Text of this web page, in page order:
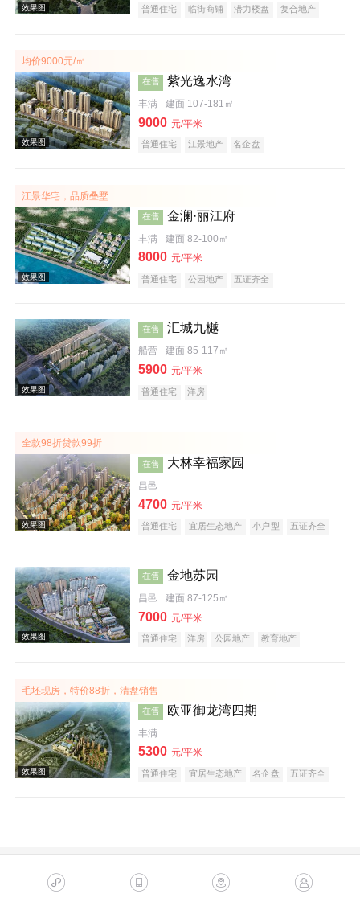
效果图
效果图
效果图
普通住宅 临街商铺 潜力楼盘
复合地产
均价9000元/㎡
效果图
在售 紫光逸水湾
丰满 建面 107-181㎡
9000 元/平米
普通住宅 江景地产 名企盘
江景华宅，品质叠墅
效果图
在售 金澜·丽江府
丰满 建面 82-100㎡
8000 元/平米
普通住宅 公园地产 五证齐全
在售 汇城九樾
船营 建面 85-117㎡
5900 元/平米
普通住宅 洋房
全款98折贷款99折
在售 大林幸福家园
昌邑
4700 元/平米
普通住宅 宜居生态地产 小户型 五证齐全
在售 金地苏园
昌邑 建面 87-125㎡
7000 元/平米
普通住宅 洋房 公园地产
教育地产
毛坯现房，特价88折，清盘销售
在售 欧亚御龙湾四期
丰满
5300 元/平米
普通住宅 宜居生态地产 名企盘 五证齐全